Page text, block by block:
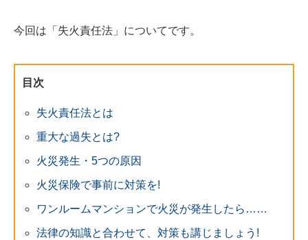
今回は「失火責任法」についてです。
目次
失火責任法とは
重大な過失とは?
火災発生・5つの原因
火災保険で事前に対策を!
ワンルームマンションで火災が発生したら……
法律の知識と合わせて、対策も講じましょう!